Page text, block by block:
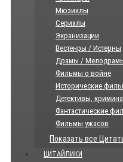
Мюзиклы
Сериалы
Экранизации
Вестенры / Истерны
Драмы /
Фильмы о войне
Исторические
Детективы,
Фантастические
Фильмы ужасов
Показать все
ЦИТАЙЛИКИ